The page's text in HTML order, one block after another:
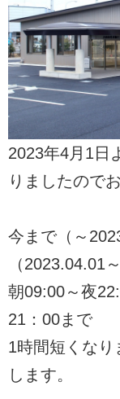
2023年4月1日
りましたので
今まで（
（2023.04.01～
朝09:00～
21：00まで
1時間短くなり
します。